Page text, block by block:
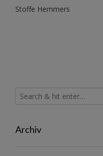
Stoffe Hemmers
Archiv